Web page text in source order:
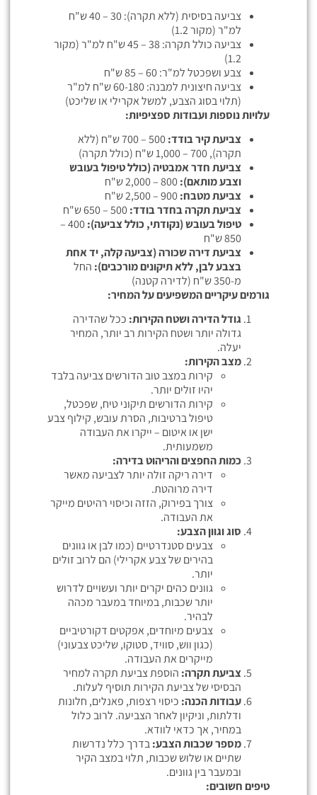
צביעה בסיסית (ללא תקרה): 30 – 40 ש"ח
למ"ר (מקור 1.2)
צביעה כולל תקרה: 38 – 45 ש"ח למ"ר (מקור
1.2)
צבע ושפכטל למ"ר: 60 – 85 ש"ח
צביעה חיצונית למבנה: 60-180 ש"ח למ"ר
(תלוי בסוג הצבע, למשל אקרילי או שליכט)
עלויות נוספות ועבודות ספציפיות:
צביעת קיר בודד:
500 – 700 ש"ח (ללא
תקרה), 700 – 1,000 ש"ח (כולל תקרה)
צביעת חדר אמבטיה (כולל טיפול בעובש
וצבע מותאם):
צביעת מטבח:
צביעת תקרה בחדר בודד:
טיפול בעובש (נקודתי, כולל צביעה):
400 –
850 ש"ח
צביעת דירה שכורה (צביעה קלה, יד אחת
בצבע לבן, ללא תיקונים מורכבים): החל
מ-350 ש"ח (לדירה קטנה)
גורמים עיקריים המשפיעים על המחיר:
גודל הדירה ושטח הקירות: ככל שהדירה
גדולה יותר ושטח הקירות רב יותר, המחיר
יעלה.
מצב הקירות:
קירות במצב טוב הדורשים צביעה בלבד
יהיו זולים יותר.
קירות הדורשים תיקוני טיח, שפכטל,
טיפול ברטיבות, הסרת עובש, קילוף צבע
ישן או איטום – ייקרו את העבודה
משמעותית.
כמות החפצים והריהוט בדירה:
דירה ריקה זולה יותר לצביעה מאשר
דירה מרוהטת.
צורך בפירוק, הזזה וכיסוי רהיטים מייקר
את העבודה.
סוג וגוון הצבע:
צבעים סטנדרטיים (כמו לבן או גוונים
בהירים של צבע אקרילי) הם לרוב זולים
יותר.
גוונים כהים יקרים יותר ועשויים לדרוש
יותר שכבות, במיוחד במעבר מכהה
לבהיר.
צבעים מיוחדים, אפקטים דקורטיביים
(כגון ווש, סוויד, סטוקו, שליכט צבעוני)
מייקרים את העבודה.
צביעת תקרה: הוספת צביעת תקרה למחיר
הבסיסי של צביעת הקירות תוסיף לעלות.
עבודות הכנה: כיסוי רצפות, פאנלים, חלונות
ודלתות, וניקיון לאחר הצביעה. לרוב כלול
במחיר, אך כדאי לוודא.
מספר שכבות הצבע:בדרך כלל נדרשות
שתיים או שלוש שכבות, תלוי במצב הקיר
ובמעבר בין גוונים.
טיפים חשובים: